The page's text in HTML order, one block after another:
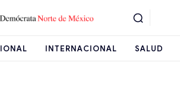
INTERNACIONAL SALUD